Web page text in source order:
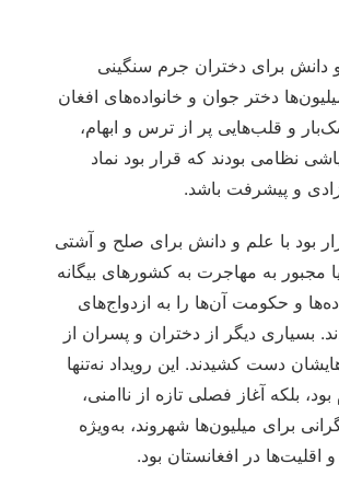
برای دختران جرم سنگینی
دختر جوان و خانواده‌های افغان
و قلب‌هایی پر از ترس و ابهام،
نظامی بودند که قرار بود نماد
و پیشرفت باشد.
بود با علم و دانش برای صلح و آشتی
مجبور به مهاجرت به کشورهای بیگانه
و حکومت آن‌ها را به ازدواج‌های
بسیاری دیگر از دختران و پسران از
دست کشیدند. این رویداد نه‌تنها
بلکه آغاز فصلی تازه از ناامنی،
برای میلیون‌ها شهروند، به‌ویژه
اقلیت‌ها در افغانستان بود.